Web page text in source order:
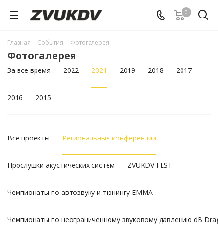
0
Главная - События - Фотогалерея
Фотогалерея
За все время 2022 2021 2019 2018 2017
2016 2015
Все проекты Региональные конференции
Прослушки акустических систем ZVUKDV FEST
Чемпионаты по автозвуку и тюнингу EMMA
Чемпионаты по неограниченному звуковому давлению dB